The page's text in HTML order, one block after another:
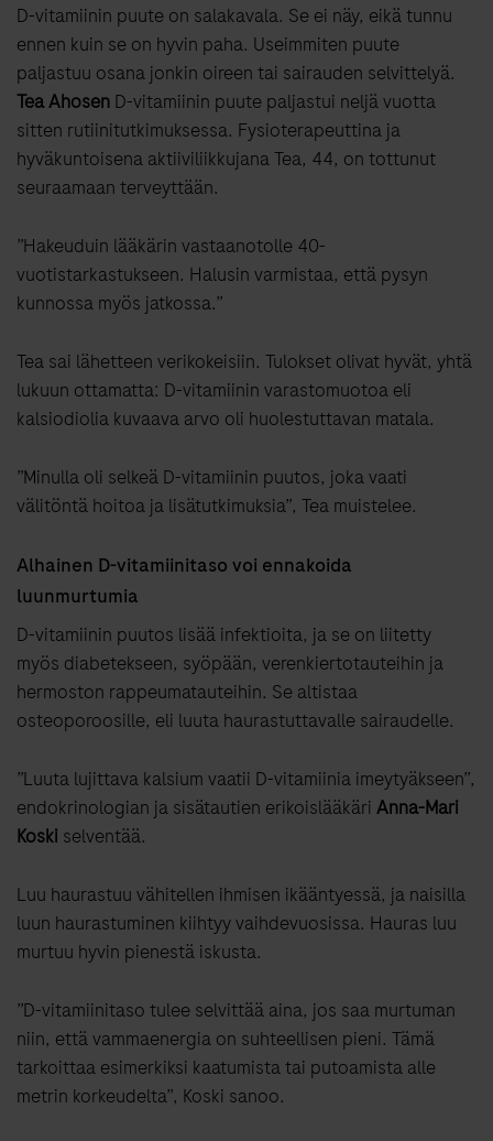
D-vitamiinin puute on salakavala. Se ei näy, eikä tunnu
ennen kuin se on hyvin paha. Useimmiten puute
paljastuu osana jonkin oireen tai sairauden selvittelyä.
Tea Ahosen D-vitamiinin puute paljastui neljä vuotta
sitten rutiinitutkimuksessa. Fysioterapeuttina ja
hyväkuntoisena aktiiviliikkujana Tea, 44, on tottunut
seuraamaan terveyttään.
”Hakeuduin lääkärin vastaanotolle 40-
vuotistarkastukseen. Halusin varmistaa, että pysyn
kunnossa myös jatkossa.”
Tea sai lähetteen verikokeisiin. Tulokset olivat hyvät, yhtä
lukuun ottamatta: D-vitamiinin varastomuotoa eli
kalsiodiolia kuvaava arvo oli huolestuttavan matala.
”Minulla oli selkeä D-vitamiinin puutos, joka vaati
välitöntä hoitoa ja lisätutkimuksia”, Tea muistelee.
Alhainen D-vitamiinitaso voi ennakoida
luunmurtumia
D-vitamiinin puutos lisää infektioita, ja se on liitetty
myös diabetekseen, syöpään, verenkiertotauteihin ja
hermoston rappeumatauteihin. Se altistaa
osteoporoosille, eli luuta haurastuttavalle sairaudelle.
”Luuta lujittava kalsium vaatii D-vitamiinia imeytyäkseen”,
endokrinologian ja sisätautien erikoislääkäri Anna-Mari
Koski selventää.
Luu haurastuu vähitellen ihmisen ikääntyessä, ja naisilla
luun haurastuminen kiihtyy vaihdevuosissa. Hauras luu
murtuu hyvin pienestä iskusta.
”D-vitamiinitaso tulee selvittää aina, jos saa murtuman
niin, että vammaenergia on suhteellisen pieni. Tämä
tarkoittaa esimerkiksi kaatumista tai putoamista alle
metrin korkeudelta”, Koski sanoo.